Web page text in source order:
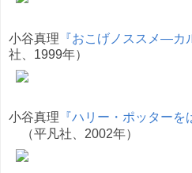
小谷真理 『おこげノススメ―カ
社、1999年）
小谷真理 『ハリー・ポッターを
（平凡社、2002年）